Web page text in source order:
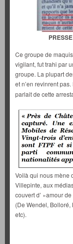
Ce groupe de
vigilant, fut trahi par
groupe. La plupart
et n’en revinrent
parlait de cette
Voilà qui nous mène
Villepinte, aux
couvert d’ »amour
(De Wendel,
etc).